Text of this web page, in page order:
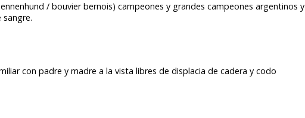
/ bouvier bernois) campeones y grandes campeones argentinos y
con padre y madre a la vista libres de displacia de cadera y codo